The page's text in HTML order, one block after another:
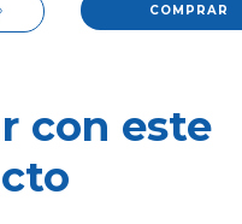
COMPRAR
con este